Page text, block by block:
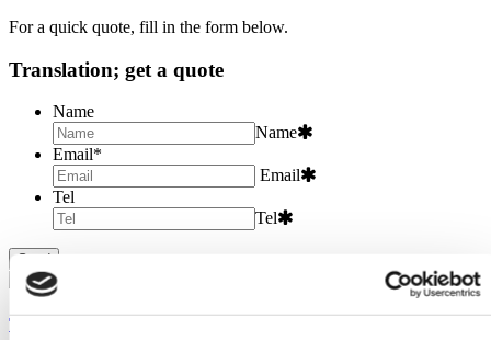
For a quick quote, fill in the form below.
Translation; get a quote
Name
Name
Email*
Email
Tel
Tel
Tolkning: e-Champions League